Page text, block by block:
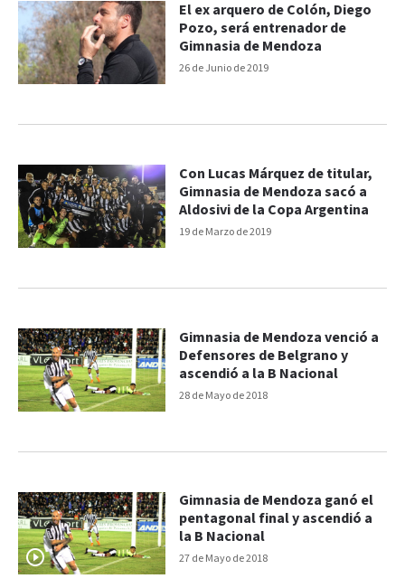
26 de Junio de 2019
El ex arquero de Colón, Diego
Pozo, será entrenador de
Gimnasia de Mendoza
19 de Marzo de 2019
Con Lucas Márquez de titular,
Gimnasia de Mendoza sacó a
Aldosivi de la Copa Argentina
28 de Mayo de 2018
Gimnasia de Mendoza venció a
Defensores de Belgrano y
ascendió a la B Nacional
27 de Mayo de 2018
Gimnasia de Mendoza ganó el
pentagonal final y ascendió a
la B Nacional